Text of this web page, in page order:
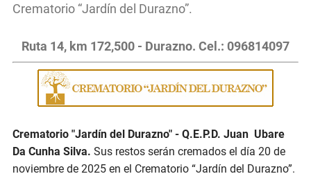
Crematorio “Jardín del Durazno”.
Ruta 14, km 172,500 - Durazno. Cel.: 096814097
Crematorio "Jardín del Durazno" - Q.E.P.D. Juan Ubare
Da Cunha Silva. Sus restos serán cremados el día 20 de
noviembre de 2025 en el Crematorio “Jardín del Durazno”.